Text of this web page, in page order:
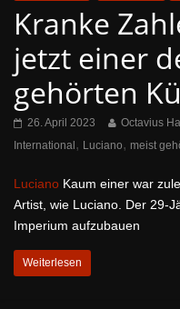
Kranke
jetzt einer
gehörten
26. April 2023 Octavius
International , Luciano, meist
Luciano Kaum einer war
Artist, wie Luciano. Der 29-
Imperium aufzubauen
Weiterlesen